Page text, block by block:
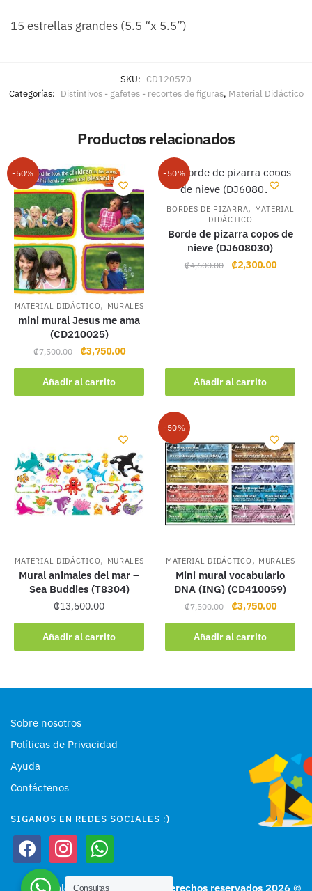
15 estrellas grandes (5.5 “x 5.5”)
SKU: CD120570
Categorías: Distintivos - gafetes - recortes de figuras, Material Didáctico
Productos relacionados
-50%
MATERIAL DIDÁCTICO, MURALES
mini mural Jesus me ama
(CD210025)
₡7,500.00
Original
price
was:
₡7,500.00.
₡3,750.00Current
price
₡3,750.00.
Añadir al carrito
-50%
BORDES DE PIZARRA, MATERIAL
DIDÁCTICO
Borde de pizarra copos de
nieve (DJ608030)
₡4,600.00
Original
₡2,300.00Current
Añadir al carrito
MATERIAL DIDÁCTICO, MURALES
Mural animales del mar –
Sea Buddies (T8304)
₡13,500.00
Añadir al carrito
-50%
MATERIAL DIDÁCTICO , MURALES
Mini mural vocabulario
DNA (ING) (CD410059)
₡7,500.00
Original
price
was:
₡7,500.00.
₡3,750.00Current
price
Añadir al carrito
Sobre nosotros
Políticas de Privacidad
Ayuda
Contáctenos
SIGANOS EN REDES SOCIALES :)
facebookinstagramwhatsapp
Materiales Educativos Ashú, Derechos reservados 2026 ©
Consultas